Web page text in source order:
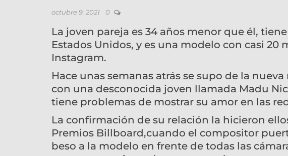
octubre 9, 2021 0
La joven pareja es 34 años menor que él,
Estados Unidos, y es una modelo con casi
Instagram.
Hace unas semanas atrás se supo de la
con una desconocida joven llamada Madu
tiene problemas de mostrar su amor en las
La confirmación de su relación la hicieron
Premios Billboard,cuando el compositor
beso a la modelo en frente de todas las